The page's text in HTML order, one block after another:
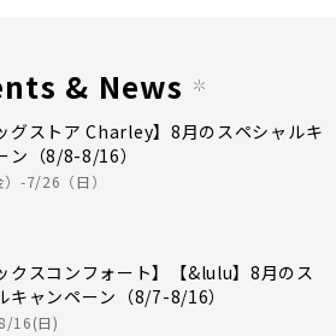
& News
グストア Charley】8月のスペシャルキ
ン（8/8-8/16）
-7/26（日）
クスコンフォート】【&lulu】8月のス
キャンペーン（8/7-8/16）
16(日)